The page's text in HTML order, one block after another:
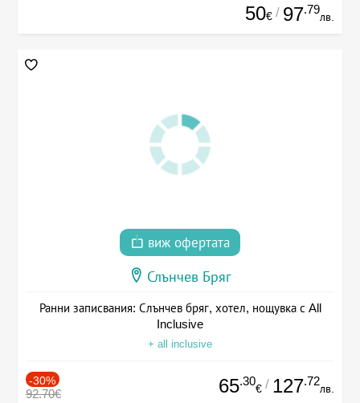
50€ / 97.79
лв.
виж офертата
Слънчев Бряг
Ранни записвания: Слънчев бряг, хотел, нощувка с All
Inclusive
+ all inclusive
-30%
92.70€ 65.30
€ / 127.72
лв.